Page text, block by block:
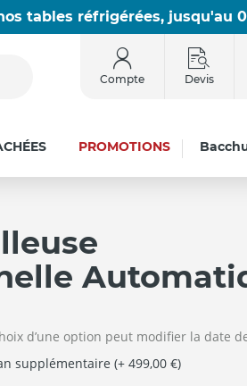
tables réfrigérées, jusqu'au
Compte Devis
PROMOTIONS
d’une option peut modifier la date
supplémentaire (+ 499,00 €)